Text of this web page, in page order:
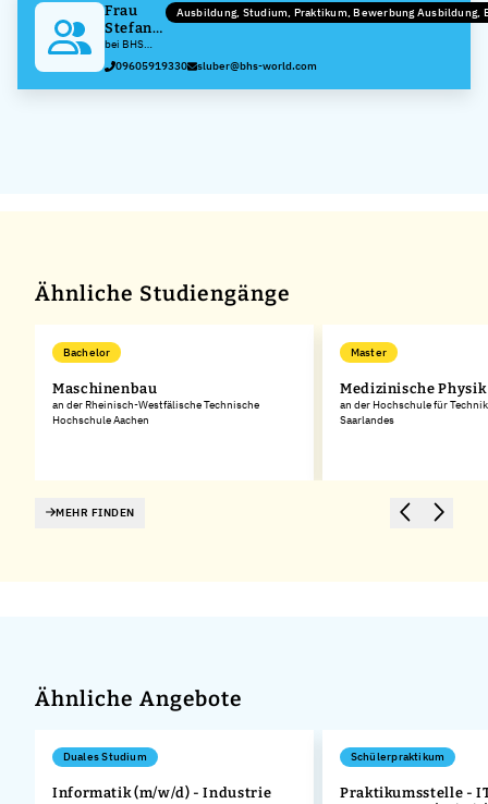
Frau
Stefanie
Luber
bei BHS
Corrugated
Maschinen-
und
Ausbildung, Studium, Praktikum, Bewerbung Ausbildung,
09605919330 sluber@bhs-world.com
Ähnliche Studiengänge
Bachelor
Maschinenbau
an der Rheinisch-Westfälische Technische
Hochschule Aachen
Master
Medizinische Physik
an der Hochschule für
Saarlandes
MEHR FINDEN
Ähnliche Angebote
Duales Studium
Informatik (m/w/d) - Industrie
Schülerpraktikum
Praktikumsstelle -